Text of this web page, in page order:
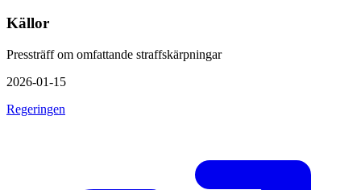
Källor
Pressträff om omfattande straffskärpningar
2026-01-15
Regeringen